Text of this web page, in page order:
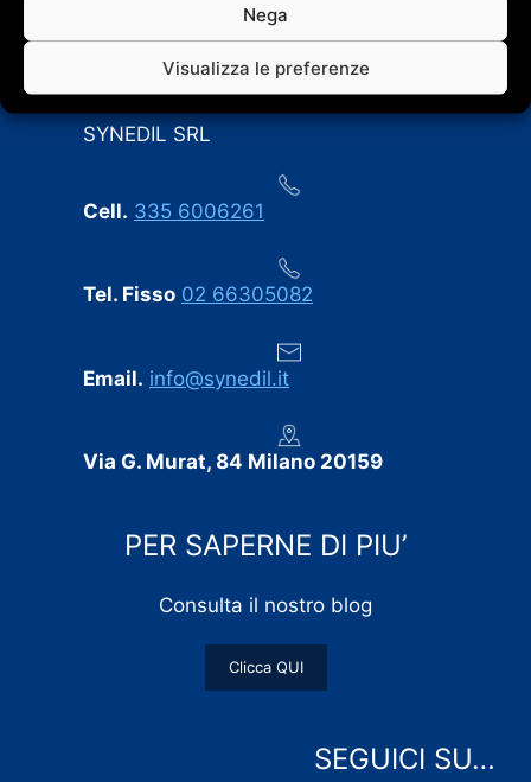
Nega
Visualizza le preferenze
CONTATTI
SYNEDIL SRL
Cell. 335 6006261
Tel. Fisso 02 66305082
Email. info@synedil.it
Via G. Murat, 84 Milano 20159
PER SAPERNE DI PIU’
Consulta il nostro blog
Clicca QUI
SEGUICI SU…